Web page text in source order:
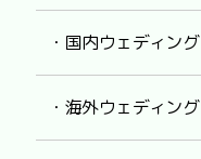
・国内ウェディング
・海外ウェディング